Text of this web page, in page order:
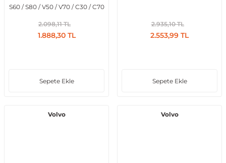
S60 / S80 / V50 / V70 / C30 / C70
Ateşleme Bobini
2.098,11 TL
1.888,30 TL
Sepete Ekle
2.935,10 TL
2.553,99 TL
Sepete Ekle
Volvo Volvo